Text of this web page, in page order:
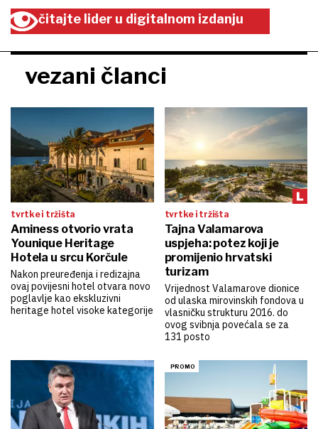
čitajte lider u digitalnom izdanju
vezani članci
tvrtke i tržišta
Aminess otvorio vrata
Younique Heritage
Hotela u srcu Korčule
Nakon preuređenja i redizajna
ovaj povijesni hotel otvara novo
poglavlje kao ekskluzivni
heritage hotel visoke kategorije
tvrtke i tržišta
Tajna Valamarova
uspjeha: potez koji je
promijenio hrvatski
turizam
Vrijednost Valamarove dionice
od ulaska mirovinskih fondova u
vlasničku strukturu 2016. do
ovog svibnja povećala se za
131 posto